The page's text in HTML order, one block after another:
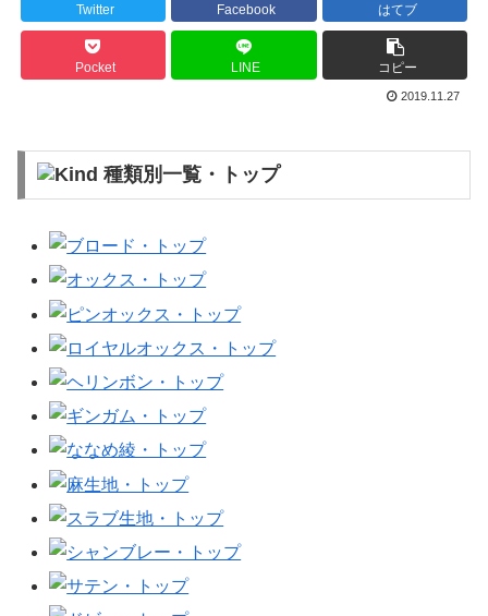
Twitter Facebook はてブ
Pocket LINE コピー
2019.11.27